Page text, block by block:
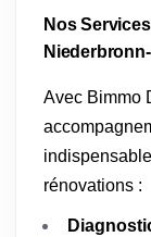
Nos
Avec Bimmo
rénovations :